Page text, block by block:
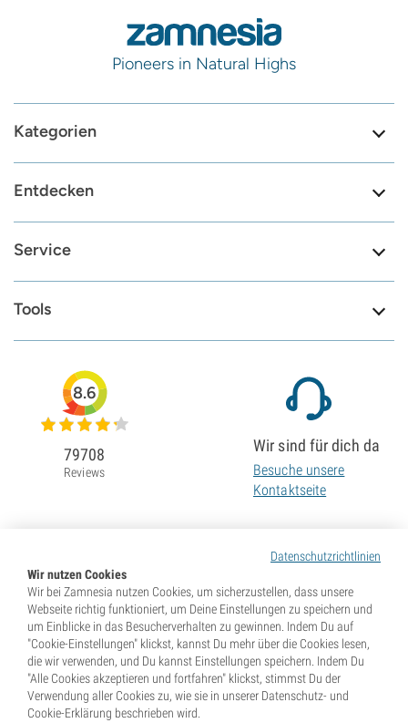
Pioneers in Natural Highs
Kategorien
Entdecken
Service
Tools
Datenschutzrichtlinien
Wir nutzen Cookies
Wir bei Zamnesia nutzen Cookies, um sicherzustellen, dass unsere
Webseite richtig funktioniert, um Deine Einstellungen zu speichern und
um Einblicke in das Besucherverhalten zu gewinnen. Indem Du auf
"Cookie-Einstellungen" klickst, kannst Du mehr über die Cookies lesen,
die wir verwenden, und Du kannst Einstellungen speichern. Indem Du
"Alle Cookies akzeptieren und fortfahren" klickst, stimmst Du der
Verwendung aller Cookies zu, wie sie in unserer Datenschutz- und
Cookie-Erklärung beschrieben wird.
8.6
79708
Reviews
Wir sind für dich da
Besuche unsere
Kontaktseite